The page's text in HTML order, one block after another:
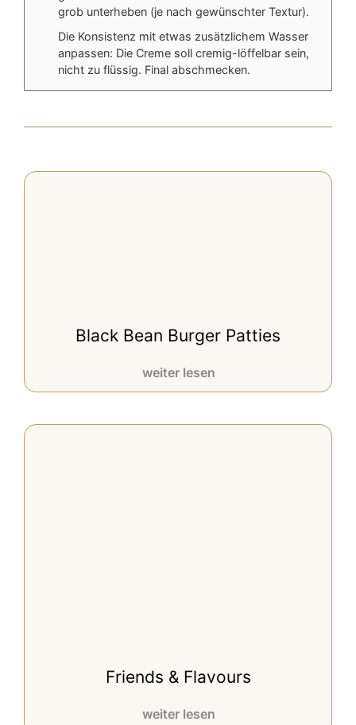
grob unterheben (je nach gewünschter Textur).
Die Konsistenz mit etwas zusätzlichem Wasser
anpassen: Die Creme soll cremig-löffelbar sein,
nicht zu flüssig. Final abschmecken.
Black Bean Burger Patties
weiter lesen
Friends & Flavours
weiter lesen